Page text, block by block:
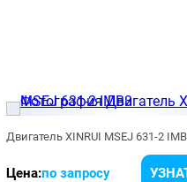
Двигатель XINRUI MSEJ 631-2
Цена:по запросу